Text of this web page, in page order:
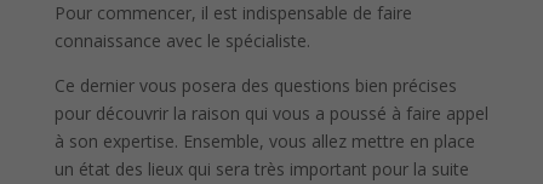
Pour commencer, il est indispensable de faire
connaissance avec le spécialiste.
Ce dernier vous posera des questions bien précises
pour découvrir la raison qui vous a poussé à faire appel
à son expertise. Ensemble, vous allez mettre en place
un état des lieux qui sera très important pour la suite